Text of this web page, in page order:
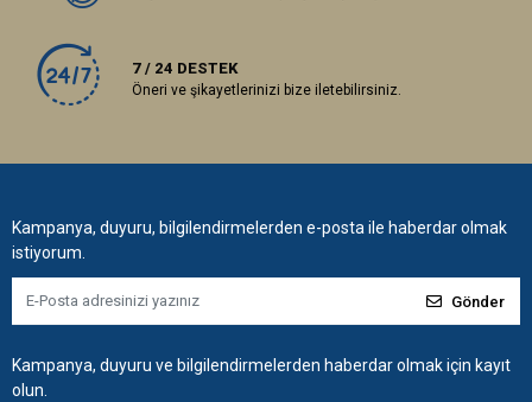
7 / 24 DESTEK
Öneri ve şikayetlerinizi bize iletebilirsiniz.
Kampanya, duyuru, bilgilendirmelerden e-posta ile haberdar olmak
istiyorum.
Gönder
Kampanya, duyuru ve bilgilendirmelerden haberdar olmak için kayıt
olun.